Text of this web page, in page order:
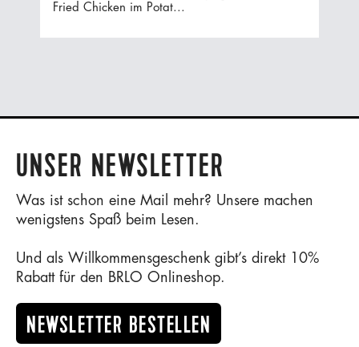
Fried Chicken im Potat...
UNSER NEWSLETTER
Was ist schon eine Mail mehr? Unsere machen
wenigstens Spaß beim Lesen.
Und als Willkommensgeschenk gibt’s direkt 10%
Rabatt für den BRLO Onlineshop.
NEWSLETTER BESTELLEN